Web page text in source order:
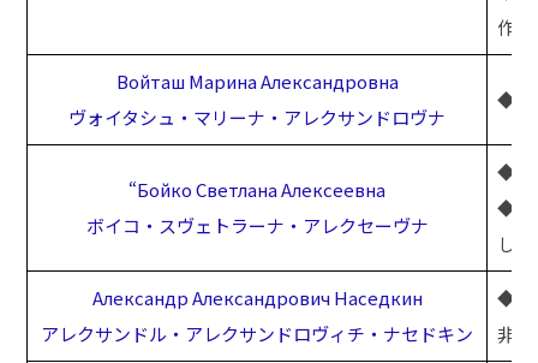
作
Войташ Марина Александровна
ヴォイタシュ・マリーナ・アレクサンドロヴナ
“Бойко Светлана Алексеевна
ボイコ・スヴェトラーナ・アレクセーヴナ
し
Александр Александрович Наседкин
アレクサンドル・アレクサンドロヴィチ・ナセドキン
◆陥
非外